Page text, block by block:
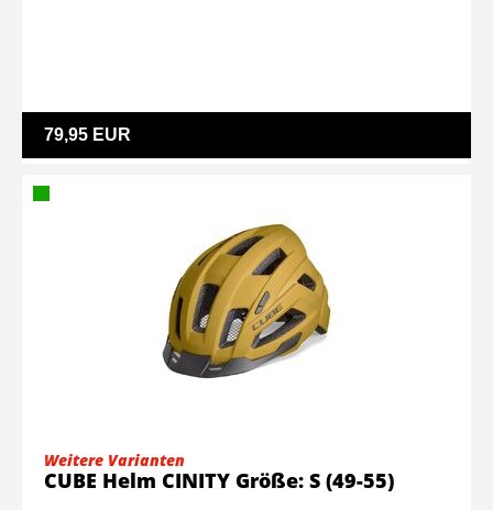
79,95 EUR
Weitere Varianten
CUBE Helm CINITY Größe: S (49-55)